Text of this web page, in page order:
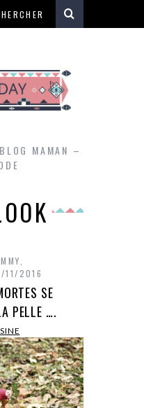
MAMAN –
11/2016
SE
PELLE ….